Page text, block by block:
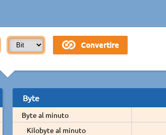
Byte
Byte al minuto
Kilobyte al minuto